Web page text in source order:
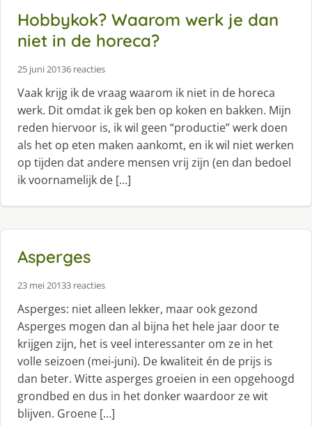
Hobbykok? Waarom werk je dan
niet in de horeca?
25 juni 20136 reacties
Vaak krijg ik de vraag waarom ik niet in de horeca
werk. Dit omdat ik gek ben op koken en bakken. Mijn
reden hiervoor is, ik wil geen “productie” werk doen
als het op eten maken aankomt, en ik wil niet werken
op tijden dat andere mensen vrij zijn (en dan bedoel
ik voornamelijk de […]
Asperges
23 mei 20133 reacties
Asperges: niet alleen lekker, maar ook gezond
Asperges mogen dan al bijna het hele jaar door te
krijgen zijn, het is veel interessanter om ze in het
volle seizoen (mei-juni). De kwaliteit én de prijs is
dan beter. Witte asperges groeien in een opgehoogd
grondbed en dus in het donker waardoor ze wit
blijven. Groene […]